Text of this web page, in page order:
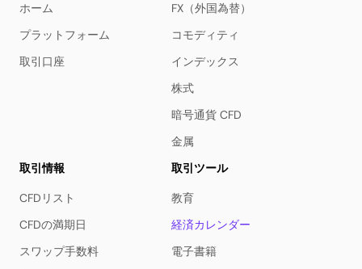
ホーム
プラットフォーム
取引口座
FX（外国為替）
コモディティ
インデックス
株式
暗号通貨 CFD
金属
取引情報
CFDリスト
CFDの満期日
スワップ手数料
取引ツール
教育
経済カレンダー
電子書籍